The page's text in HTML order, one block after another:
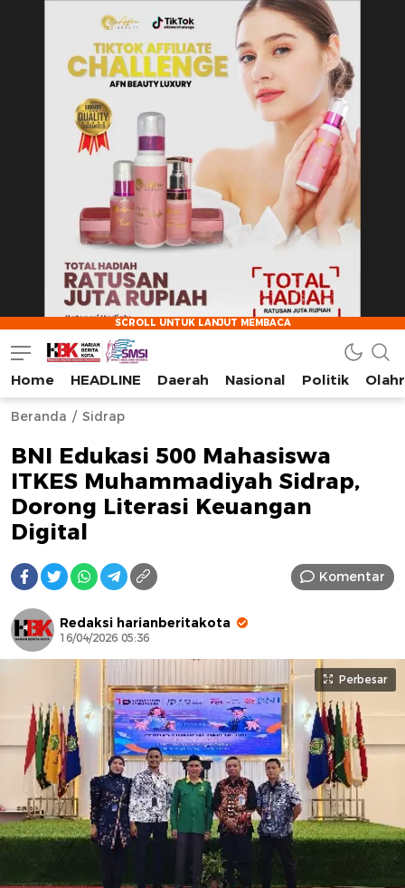
AFN BEAUTY LUXURY
HarianBeritaKota
Mengabarkan Setiap Detil, Sudut, dan Cerita Kota
Home HEADLINE Daerah Nasional Politik
Beranda Sidrap
BNI Edukasi 500 Mahasiswa
ITKES Muhammadiyah Sidrap,
Dorong Literasi Keuangan
Digital
Komentar
Redaksi harianberitakota
16/04/2026 05:36
Perbesar